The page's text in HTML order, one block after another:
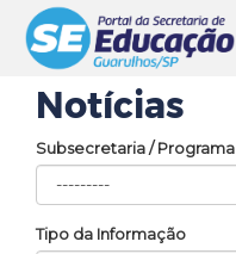
Notícias
Subsecretaria / Programa
Tipo da Informação